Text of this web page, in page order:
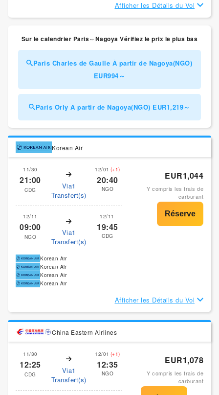
Afficher les Détails du Vol
Sur le calendrier Paris⇔Nagoya Vérifiez le prix le plus bas
Paris Charles de Gaulle À partir de Nagoya(NGO)
EUR994～
Paris Orly À partir de Nagoya(NGO) EUR1,219～
Korean Air
11/30
21:00
CDG
Via1
Transfert(s)
12/01 (+1)
20:40
NGO
12/11
09:00
NGO
Via1
Transfert(s)
12/11
19:45
CDG
EUR1,044
Y compris les frais de
carburant
Korean Air
Korean Air
Korean Air
Korean Air
Afficher les Détails du Vol
China Eastern Airlines
11/30
12:25
CDG
Via1
Transfert(s)
12/01 (+1)
12:35
NGO
EUR1,078
Y compris les frais de
carburant